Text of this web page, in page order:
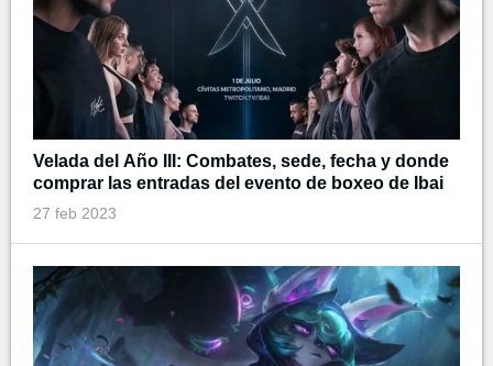
Velada del Año III: Combates, sede, fecha y donde
comprar las entradas del evento de boxeo de Ibai
27 feb 2023